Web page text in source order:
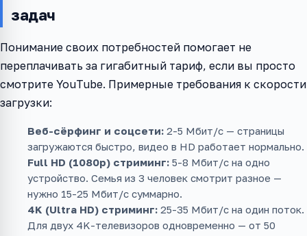
задач
Понимание своих потребностей помогает не
переплачивать за гигабитный тариф, если вы просто
смотрите YouTube. Примерные требования к скорости
загрузки:
Веб-сёрфинг и соцсети: 2-5 Мбит/с — страницы
загружаются быстро, видео в HD работает нормально.
Full HD (1080p) стриминг: 5-8 Мбит/с на одно
устройство. Семья из 3 человек смотрит разное —
нужно 15-25 Мбит/с суммарно.
4K (Ultra HD) стриминг: 25-35 Мбит/с на один поток.
Для двух 4K-телевизоров одновременно — от 50